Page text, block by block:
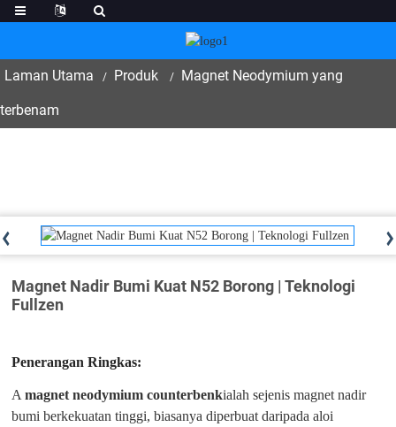
Laman Utama Produk Magnet Neodymium yang
terbenam
Magnet Nadir Bumi Kuat N52 Borong | Teknologi
Fullzen
Penerangan Ringkas:
Amagnet neodymium counterbenkialah sejenis magnet nadir
bumi berkekuatan tinggi, biasanya diperbuat daripada aloi